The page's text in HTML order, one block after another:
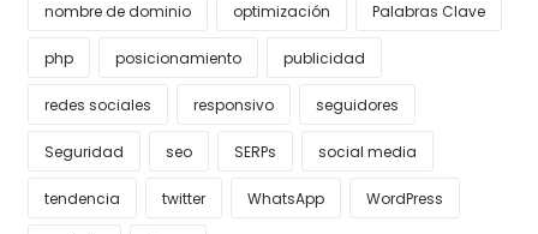
nombre de dominio optimización Palabras Clave
php posicionamiento publicidad
redes sociales responsivo seguidores
Seguridad seo SERPs social media
tendencia twitter WhatsApp WordPress